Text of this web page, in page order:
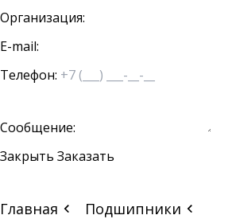
Организация:
E-mail:
Телефон:
Сообщение:
Закрыть Заказать
Главная
Подшипники